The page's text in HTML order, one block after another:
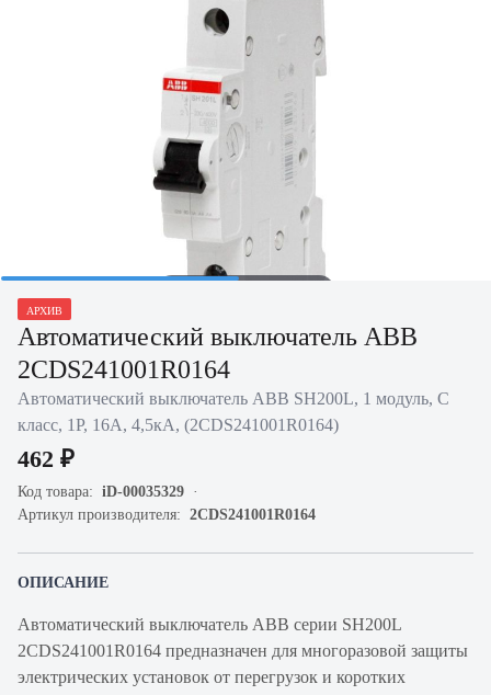
АРХИВ
Автоматический выключатель ABB
2CDS241001R0164
Автоматический выключатель ABB SH200L, 1 модуль, C
класс, 1P, 16А, 4,5кА, (2CDS241001R0164)
462 ₽
Код товара: iD-00035329
Артикул производителя: 2CDS241001R0164
ОПИСАНИЕ
Автоматический выключатель ABB серии SH200L
2CDS241001R0164 предназначен для многоразовой защиты
электрических установок от перегрузок и коротких